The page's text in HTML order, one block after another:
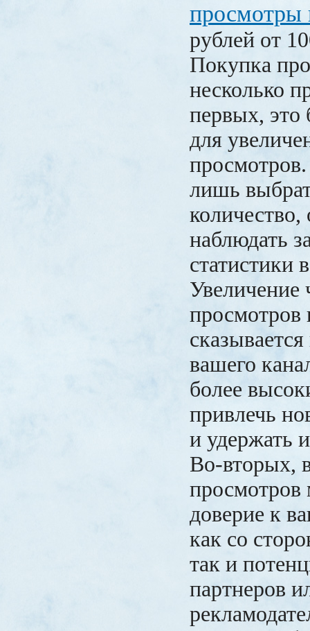
просмотры
рублей от
Покупка
несколько
первых, это
для
лишь
количество,
наблюдать
статистики
Увеличение
просмотров
вашего
более
привлечь
и удержать
Во-вторых,
просмотров
доверие к
как со
так и
партнеров